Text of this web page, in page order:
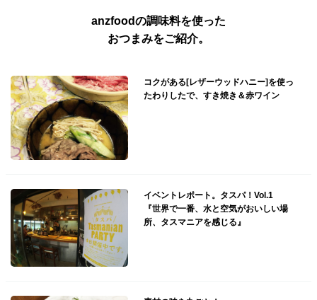
anzfoodの調味料を使った
おつまみをご紹介。
コクがある[レザーウッドハニー]を使っ
たわりしたで、すき焼き＆赤ワイン
イベントレポート。タスパ！Vol.1
『世界で一番、水と空気がおいしい場
所、タスマニアを感じる』